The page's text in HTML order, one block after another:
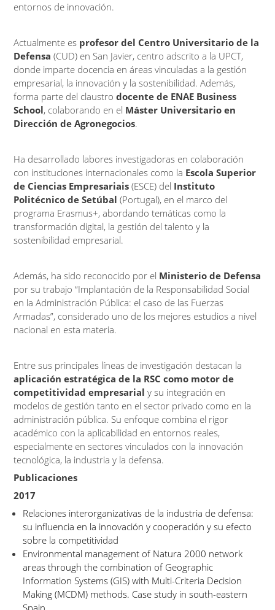
entornos de innovación.
Actualmente es profesor del Centro Universitario de la
Defensa (CUD) en San Javier, centro adscrito a la UPCT,
donde imparte docencia en áreas vinculadas a la gestión
empresarial, la innovación y la sostenibilidad. Además,
forma parte del claustrodocente de ENAE Business
School, colaborando en el Máster Universitario en
Dirección de Agronegocios.
Ha desarrollado labores investigadoras en colaboración
con instituciones internacionales como la Escola Superior
de Ciencias Empresariais (ESCE) del Instituto
Politécnico de Setúbal (Portugal), en el marco del
programa Erasmus+, abordando temáticas como la
transformación digital, la gestión del talento y la
sostenibilidad empresarial.
Además, ha sido reconocido por el Ministerio de Defensa
por su trabajo “Implantación de la Responsabilidad Social
en la Administración Pública: el caso de las Fuerzas
Armadas”, considerado uno de los mejores estudios a nivel
nacional en esta materia.
Entre sus principales líneas de investigación destacan la
aplicación estratégica de la RSC como motor de
competitividad empresarial y su integración en
modelos de gestión tanto en el sector privado como en la
administración pública. Su enfoque combina el rigor
académico con la aplicabilidad en entornos reales,
especialmente en sectores vinculados con la innovación
tecnológica, la industria y la defensa.
Publicaciones
2017
Relaciones interorganizativas de la industria de defensa:
su influencia en la innovación y cooperación y su efecto
sobre la competitividad
Environmental management of Natura 2000 network
areas through the combination of Geographic
Information Systems (GIS) with Multi-Criteria Decision
Making (MCDM) methods. Case study in south-eastern
Spain